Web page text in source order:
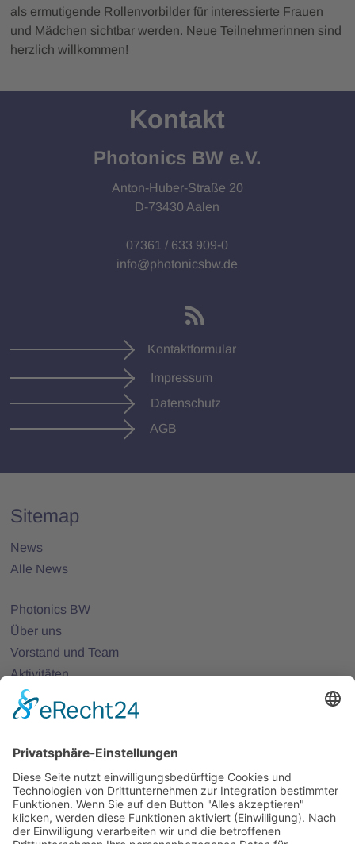
als ermutigende Rollenvorbilder für interessierte Frauen
und Mädchen sichtbar werden. Neue Teilnehmerinnen sind
herzlich willkommen!
Kontakt
Photonics BW e.V.
Anton-Huber-Straße 20
D-73430 Aalen
07361 / 633 909-0
info@photonicsbw.de
Kontaktformular
Impressum
Datenschutz
AGB
Sitemap
News
Alle News
Photonics BW
Über uns
Vorstand und Team
Aktivitäten
25 Jahre Photonics BW
Mitglieder
Projekte
Partnernetze
Veranstaltungen